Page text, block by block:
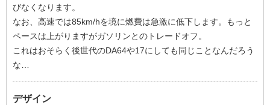
びなくなります。
なお、高速では85km/hを境に燃費は急激に低下します。もっと
ペースは上がりますがガソリンとのトレードオフ。
これはおそらく後世代のDA64や17にしても同じことなんだろう
な…
デザイン